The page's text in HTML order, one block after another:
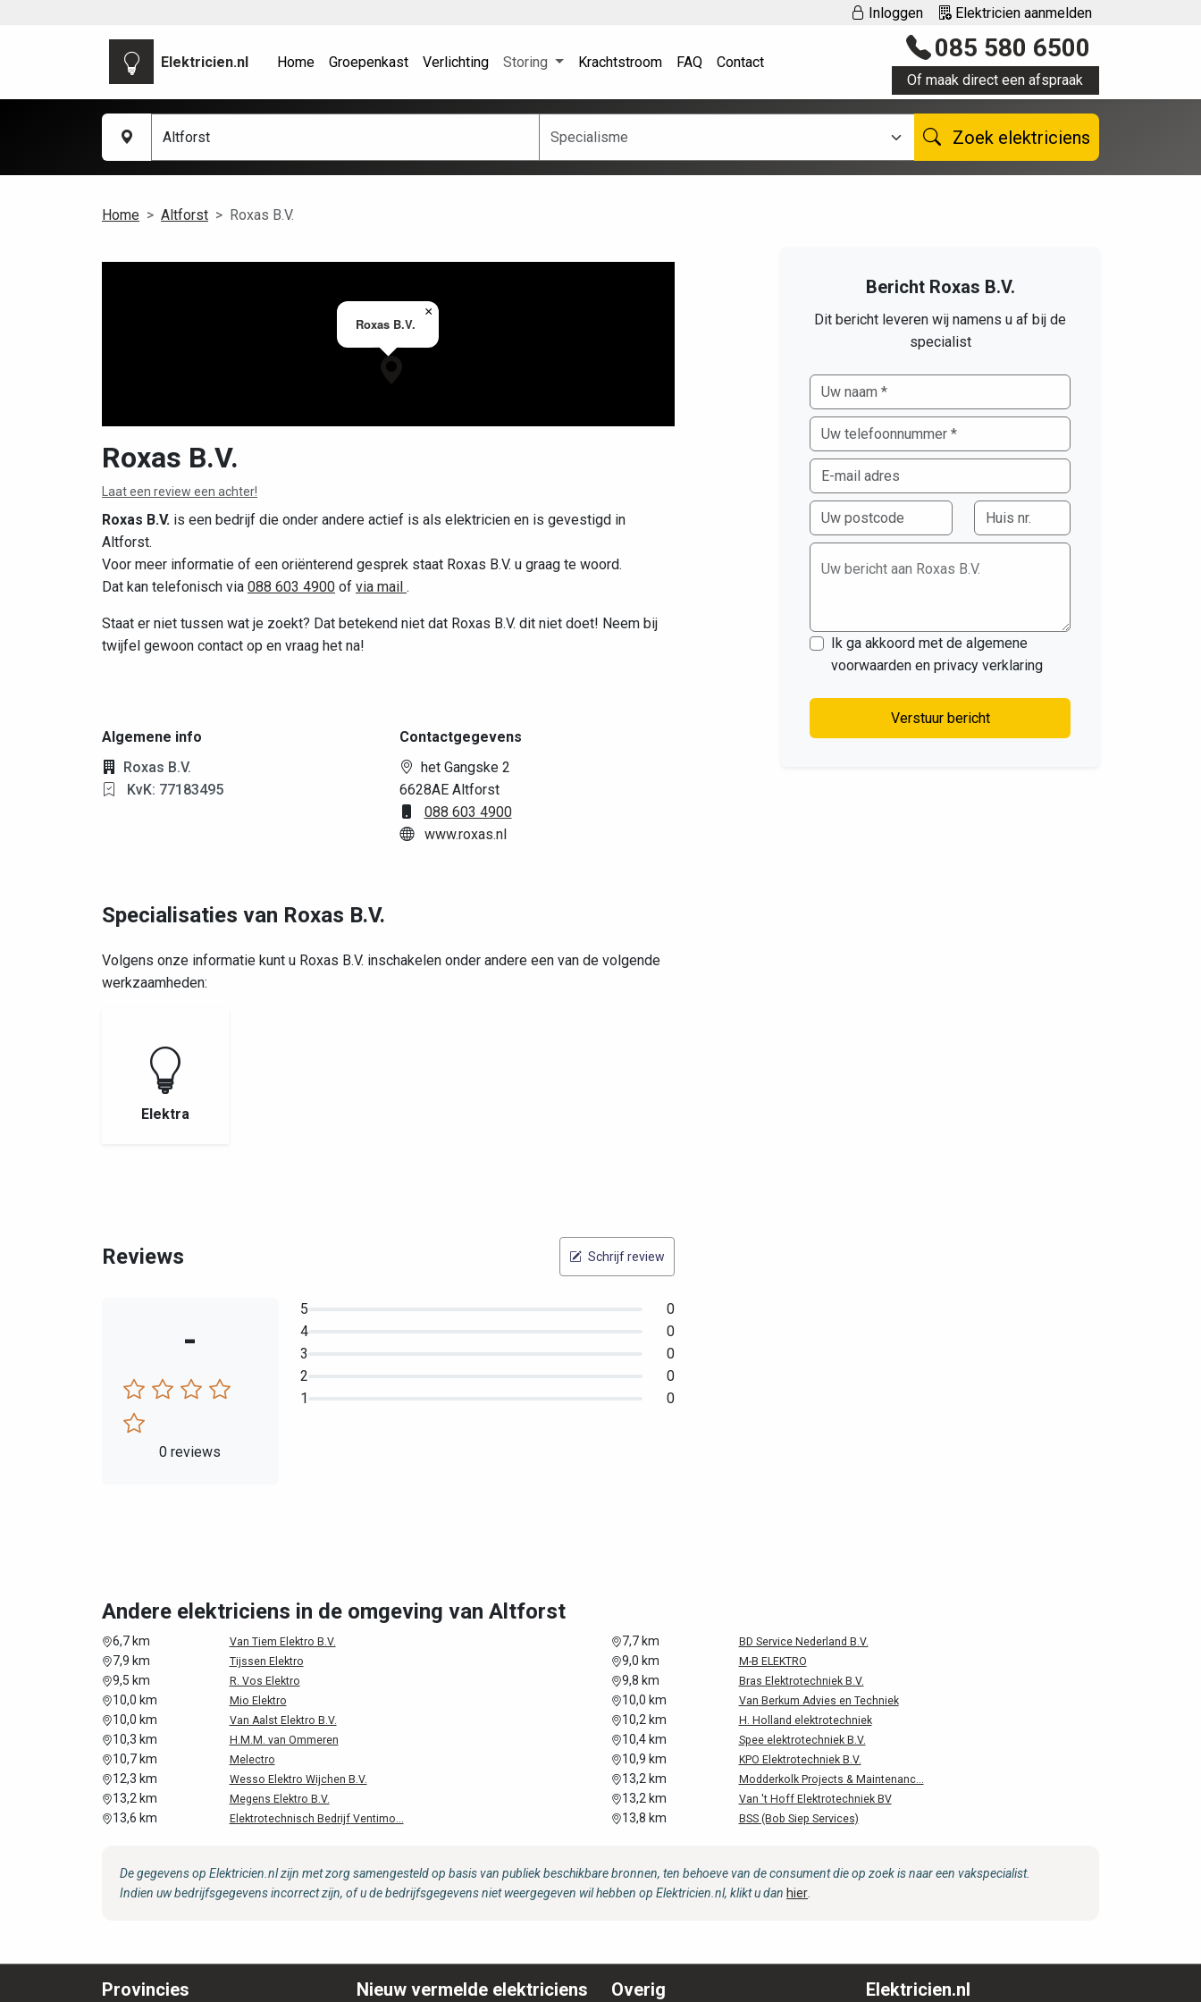
Inloggen Elektricien aanmelden
Elektricien.nl Home Groepenkast Verlichting Storing Krachtstroom FAQ Contact 085 580 6500
Of maak direct een afspraak
Zoek elektriciens
Home Altforst Roxas B.V.
Roxas B.V.
×
Roxas B.V.
Laat een review een achter!
Roxas B.V. is een bedrijf die onder andere actief is als elektricien en is gevestigd in
Altforst.
Voor meer informatie of een oriënterend gesprek staat Roxas B.V. u graag te woord.
Dat kan telefonisch via 088 603 4900 of via mail .
Staat er niet tussen wat je zoekt? Dat betekend niet dat Roxas B.V. dit niet doet! Neem bij
twijfel gewoon contact op en vraag het na!
Algemene info
Roxas B.V.
KvK: 77183495
Contactgegevens
het Gangske 2
6628AE Altforst
088 603 4900
www.roxas.nl
Specialisaties van Roxas B.V.
Volgens onze informatie kunt u Roxas B.V. inschakelen onder andere een van de volgende
werkzaamheden:
Elektra
Reviews Schrijf review
-
0 reviews
5
0
4
0
3
0
2
0
1
0
Bericht Roxas B.V.
Dit bericht leveren wij namens u af bij de
specialist
Uw bericht aan Roxas B.V.
Ik ga akkoord met de algemene
voorwaarden en privacy verklaring
Verstuur bericht
Andere elektriciens in de omgeving van Altforst
6,7 km Van Tiem Elektro B.V. 7,7 km BD Service Nederland B.V.
7,9 km Tijssen Elektro 9,0 km M-B ELEKTRO
9,5 km R. Vos Elektro 9,8 km Bras Elektrotechniek B.V.
10,0 km Mio Elektro 10,0 km Van Berkum Advies en Techniek
10,0 km Van Aalst Elektro B.V. 10,2 km H. Holland elektrotechniek
10,3 km H.M.M. van Ommeren 10,4 km Spee elektrotechniek B.V.
10,7 km Melectro 10,9 km KPO Elektrotechniek B.V.
12,3 km Wesso Elektro Wijchen B.V. 13,2 km Modderkolk Projects & Maintenanc...
13,2 km Megens Elektro B.V. 13,2 km Van 't Hoff Elektrotechniek BV
13,6 km Elektrotechnisch Bedrijf Ventimo... 13,8 km BSS (Bob Siep Services)
De gegevens op Elektricien.nl zijn met zorg samengesteld op basis van publiek beschikbare bronnen, ten behoeve van de consument die op zoek is naar een vakspecialist.
Indien uw bedrijfsgegevens incorrect zijn, of u de bedrijfsgegevens niet weergegeven wil hebben op Elektricien.nl, klikt u dan hier
Provincies Nieuw vermelde elektriciens Overig Elektricien.nl